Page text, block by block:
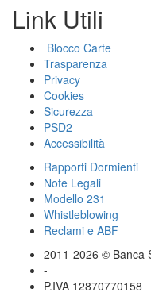
Link Utili
Blocco Carte
Trasparenza
Privacy
Cookies
Sicurezza
PSD2
Accessibilità
Rapporti Dormienti
Note Legali
Modello 231
Whistleblowing
Reclami e ABF
2011-2026 © Banca
-
P.IVA 12870770158